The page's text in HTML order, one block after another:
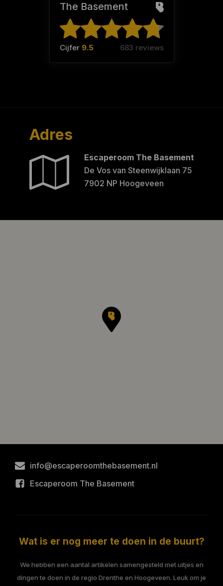
The Basement
Cijfer 9.5 683 reviews
Adres
Escaperoom The Basement
De Vos van Steenwijklaan 75
7902 NP Hoogeveen
info@escaperoomthebasement.nl
Escaperoom The Basement
Wat is er nog meer te doen in de buurt?
We hebben een aantal artikelen samengesteld met uitjes en
dingen te doen in de regio Drenthe en Hoogeveen. Leuk om je